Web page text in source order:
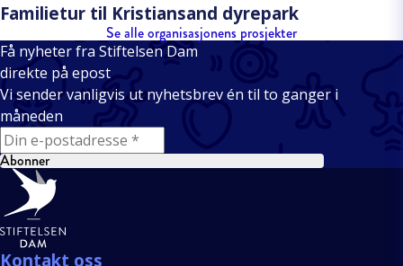
Familietur til Kristiansand dyrepark
Se alle organisasjonens prosjekter
Få nyheter fra Stiftelsen Dam
direkte på epost
Vi sender vanligvis ut nyhetsbrev én til to ganger i
måneden
E-mail
Abonner
Bunntekst
Kontakt oss